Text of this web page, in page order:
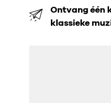
Ontvang één
klassieke